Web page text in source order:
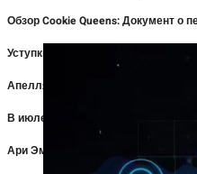
Обзор Cookie Queens: Документ о
Уступки Paramount в
Апелляционный суд: Трамп не
В июле США потеряли 23 000
Ари Эмануэль говорит, что